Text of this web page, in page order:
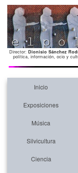
Director: Dionisio Sánchez
política, información, ocio y
Inicio
Exposiciones
Música
Silvicultura
Ciencia